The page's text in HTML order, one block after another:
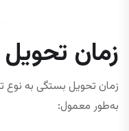
زمان تحویل
زمان تحویل بستگی به نوع
به‌طور معمول: